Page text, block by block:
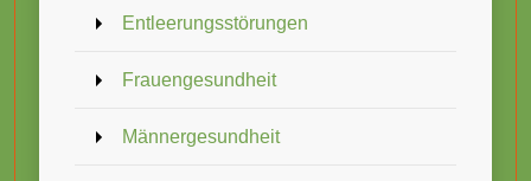
Entleerungsstörungen
Frauengesundheit
Männergesundheit